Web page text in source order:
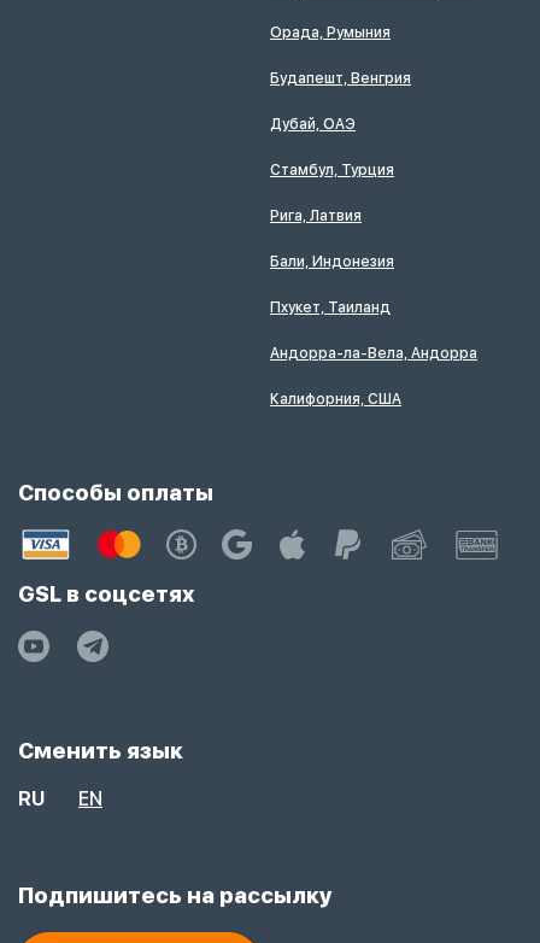
Орада, Румыния
Будапешт, Венгрия
Дубай, ОАЭ
Стамбул, Турция
Рига, Латвия
Бали, Индонезия
Пхукет, Таиланд
Андорра-ла-Вела, Андорра
Калифорния, США
Способы оплаты
GSL в соцсетях
Сменить язык
RU EN
Подпишитесь на рассылку